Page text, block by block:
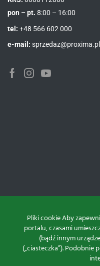
pon – pt. 8:00 – 16:00
tel: +48 566 602 000
e-mail: sprzedaz@proxima.pl
FacebookInstagramYoutube
Pliki cookie Aby
portalu, czasami
(bądź innym
(„ciasteczka”).